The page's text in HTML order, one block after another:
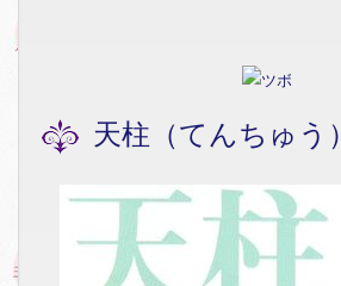
天柱（てんちゅう）